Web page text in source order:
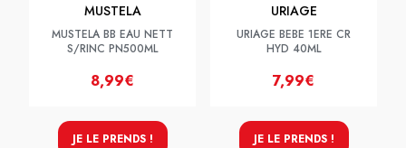
MUSTELA
MUSTELA BB EAU NETT
S/RINC PN500ML
8,99€
JE LE PRENDS !
URIAGE
URIAGE BEBE 1ERE CR
HYD 40ML
7,99€
JE LE PRENDS !